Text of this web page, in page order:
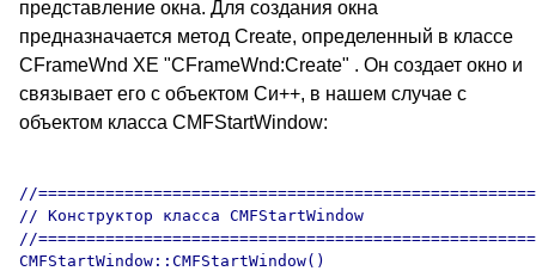
представление окна. Для создания окна
предназначается метод Create, определенный в классе
CFrameWnd XE "CFrameWnd:Create" . Он создает окно и
связывает его с объектом Си++, в нашем случае с
объектом класса CMFStartWindow:
//
// Конструктор класса CMFStartWindow
//
CMFStartWindow::CMFStartWindow()